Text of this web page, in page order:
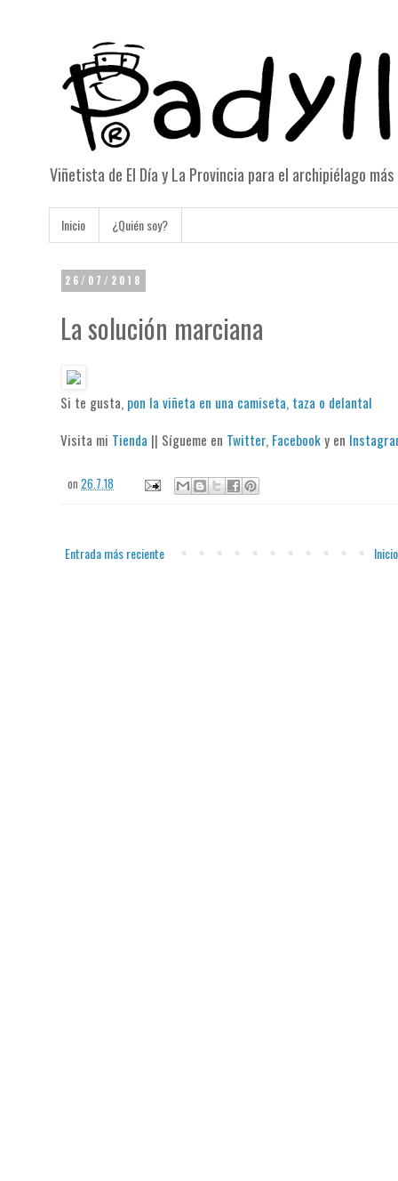
Viñetista de El Día y La Provincia para el archipiélago
Inicio ¿Quién soy?
26/07/2018
La solución marciana
Si te gusta, pon la viñeta en una camiseta, taza o delantal
Visita mi Tienda || Sígueme en Twitter, Facebooky en
on26.7.18
Entrada más reciente Inicio